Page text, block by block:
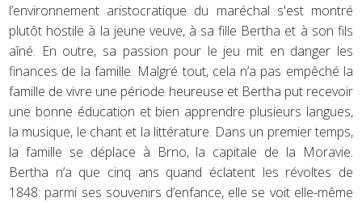
l’environnement aristocratique du maréchal s'est montré
plutôt hostile à la jeune veuve, à sa fille Bertha et à son fils
aîné. En outre, sa passion pour le jeu mit en danger les
finances de la famille. Malgré tout, cela n’a pas empêché la
famille de vivre une période heureuse et Bertha put recevoir
une bonne éducation et bien apprendre plusieurs langues,
la musique, le chant et la littérature. Dans un premier temps,
la famille se déplace à Brno, la capitale de la Moravie.
Bertha n’a que cinq ans quand éclatent les révoltes de
1848: parmi ses souvenirs d’enfance, elle se voit elle-même